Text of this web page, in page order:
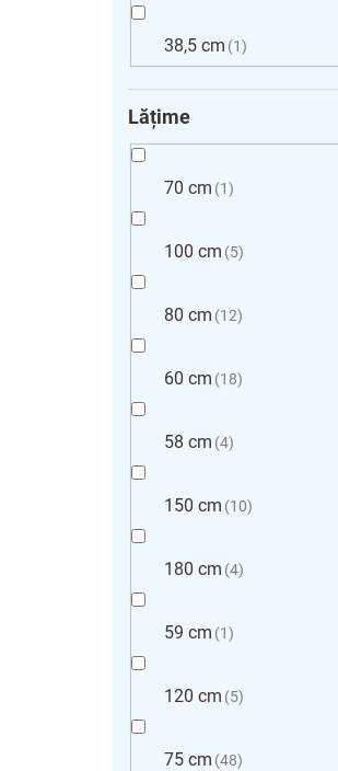
38,5 cm 1
Lățime
70 cm 1
100 cm 5
80 cm 12
60 cm 18
58 cm 4
150 cm 10
180 cm 4
59 cm 1
120 cm 5
75 cm 48